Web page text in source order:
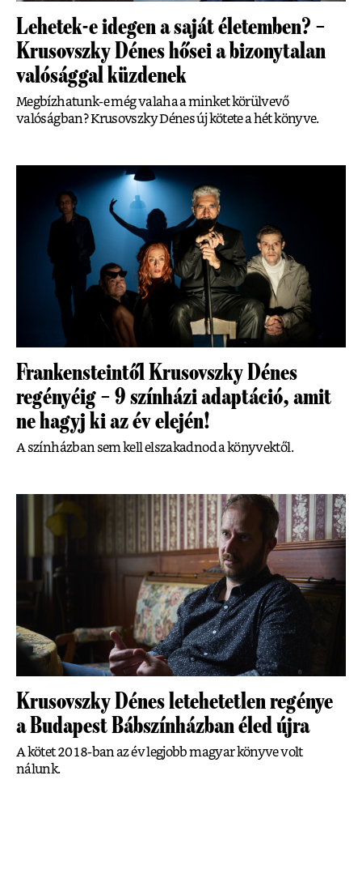
Lehetek-e idegen a saját életemben? –
Krusovszky Dénes hősei a bizonytalan
valósággal küzdenek
Megbízhatunk-e még valaha a minket körülvevő
valóságban? Krusovszky Dénes új kötete a hét könyve.
Frankensteintől Krusovszky Dénes
regényéig – 9 színházi adaptáció, amit
ne hagyj ki az év elején!
A színházban sem kell elszakadnod a könyvektől.
Krusovszky Dénes letehetetlen regénye
a Budapest Bábszínházban éled újra
A kötet 2018-ban az év legjobb magyar könyve volt
nálunk.